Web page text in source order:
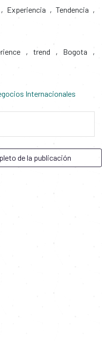
, Experiencia , Tendencia ,
, trend , Bogota ,
Internacionales
de la publicación